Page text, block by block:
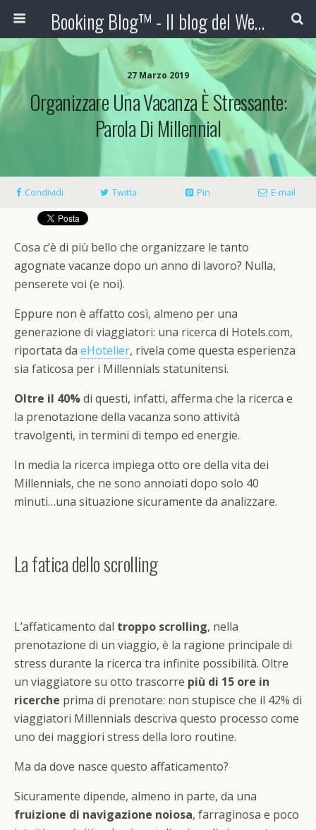
Booking Blog™ - Il blog del Web Marketing Turistico
27 Marzo 2019
Organizzare Una Vacanza È Stressante:
Parola Di Millennial
Condividi Twitta Pin E-mail
Cosa c’è di più bello che organizzare le tanto
agognate vacanze dopo un anno di lavoro? Nulla,
penserete voi (e noi).
Eppure non è affatto così, almeno per una
generazione di viaggiatori: una ricerca di Hotels.com,
riportata da eHotelier, rivela come questa esperienza
sia faticosa per i Millennials statunitensi.
Oltre il 40%di questi, infatti, afferma che la ricerca e
la prenotazione della vacanza sono attività
travolgenti, in termini di tempo ed energie.
In media la ricerca impiega otto ore della vita dei
Millennials, che ne sono annoiati dopo solo 40
minuti…una situazione sicuramente da analizzare.
La fatica dello scrolling
L’affaticamento dal troppo scrolling, nella
prenotazione di un viaggio, è la ragione principale di
stress durante la ricerca tra infinite possibilità. Oltre
un viaggiatore su otto trascorre più di 15 ore in
ricerche prima di prenotare: non stupisce che il 42% di
viaggiatori Millennials descriva questo processo come
uno dei maggiori stress della loro routine.
Ma da dove nasce questo affaticamento?
Sicuramente dipende, almeno in parte, da una
fruizione di navigazione noiosa, farraginosa e poco